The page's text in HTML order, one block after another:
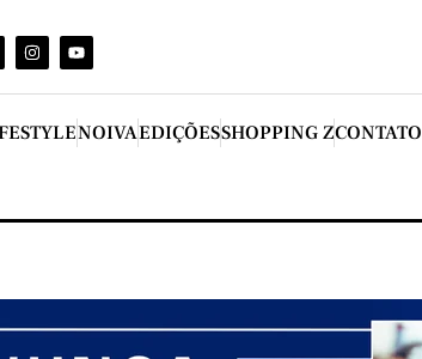
NOIVAEDIÇÕESSHOPPING ZCONTATO